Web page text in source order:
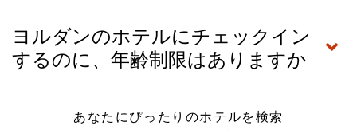
ヨルダンのホテルにチェックイン
するのに、年齢制限はありますか
あなたにぴったりのホテルを検索